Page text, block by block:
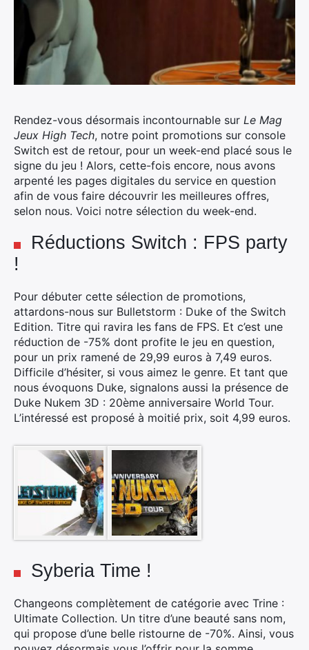
Rendez-vous désormais incontournable sur Le Mag
Jeux High Tech, notre point promotions sur console
Switch est de retour, pour un week-end placé sous le
signe du jeu ! Alors, cette-fois encore, nous avons
arpenté les pages digitales du service en question
afin de vous faire découvrir les meilleures offres,
selon nous. Voici notre sélection du week-end.
Réductions Switch : FPS party
!
Pour débuter cette sélection de promotions,
attardons-nous sur Bulletstorm : Duke of the Switch
Edition. Titre qui ravira les fans de FPS. Et c’est une
réduction de -75% dont profite le jeu en question,
pour un prix ramené de 29,99 euros à 7,49 euros.
Difficile d’hésiter, si vous aimez le genre. Et tant que
nous évoquons Duke, signalons aussi la présence de
Duke Nukem 3D : 20ème anniversaire World Tour.
L’intéressé est proposé à moitié prix, soit 4,99 euros.
Syberia Time !
Changeons complètement de catégorie avec Trine :
Ultimate Collection. Un titre d’une beauté sans nom,
qui propose d’une belle ristourne de -70%. Ainsi, vous